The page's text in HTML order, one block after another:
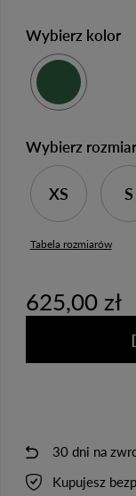
Wybierz kolor
Wybierz rozmiar
XS S
Tabela rozmiarów
625,00 zł
30 dni na
Kupujesz